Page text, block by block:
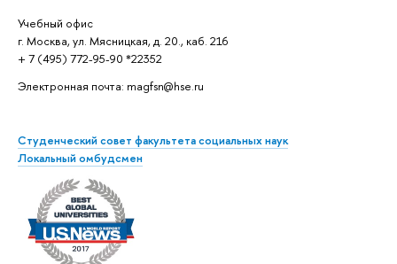
Учебный офис
г. Москва, ул. Мясницкая, д. 20., каб. 216
+ 7 (495) 772-95-90 *22352
Электронная почта: magfsn@hse.ru
Студенческий совет факультета социальных наук
Локальный омбудсмен